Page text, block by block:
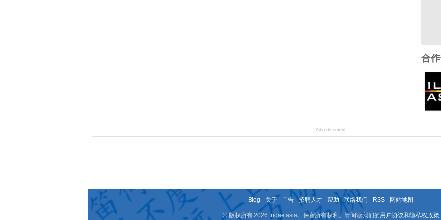
合
Advertisement
Blog - 关于 - 广告 -招聘人才 - 帮助- 联络我们 - RSS - 网站地图
© 版权所有 2026 fridae.asia。保留所有权利。请阅读我们的用户协议和隐私权政策